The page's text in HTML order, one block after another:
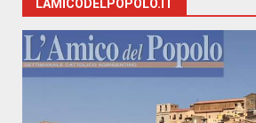
LAMICODELPOPOLO.IT